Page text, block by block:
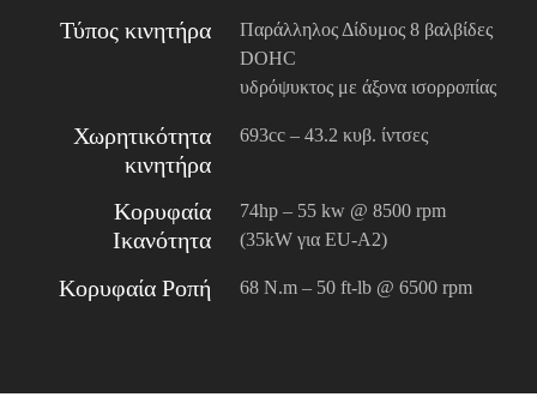
Τύπος κινητήρα
Παράλληλος Δίδυμος 8 βαλβίδες
DOHC
υδρόψυκτος με άξονα ισορροπίας
Χωρητικότητα
κινητήρα
693cc – 43.2 κυβ. ίντσες
Κορυφαία
Ικανότητα
74hp – 55 kw @ 8500 rpm
(35kW για EU-A2)
Κορυφαία Ροπή 68 N.m – 50 ft-lb @ 6500 rpm